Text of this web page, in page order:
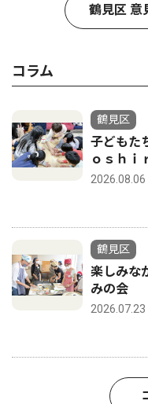
鶴見区 意
コラム
鶴見区
子どもた
ｏｓｈｉ
2026.08.06
鶴見区
楽しみな
みの会
2026.07.23